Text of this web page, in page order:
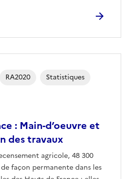
: Main-d’oeuvre et
des travaux
agricole, 48 300
façon permanente dans les
RA2020 Statistiques